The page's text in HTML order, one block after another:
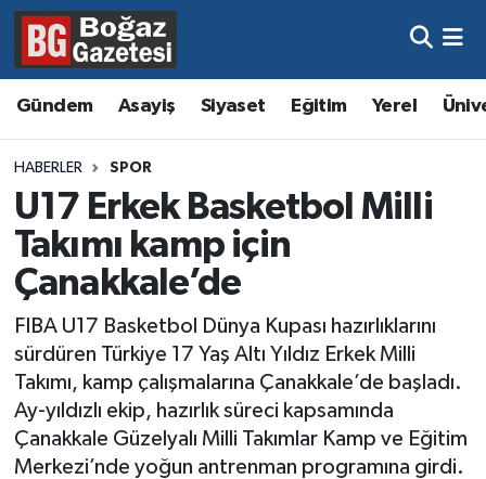
Gündem Asayiş Siyaset Eğitim Yerel
HABERLER SPOR
U17 Erkek Basketbol Milli
Takımı kamp için
Çanakkale’de
FIBA U17 Basketbol Dünya Kupası hazırlıklarını
sürdüren Türkiye 17 Yaş Altı Yıldız Erkek Milli
Takımı, kamp çalışmalarına Çanakkale’de başladı.
Ay-yıldızlı ekip, hazırlık süreci kapsamında
Çanakkale Güzelyalı Milli Takımlar Kamp ve Eğitim
Merkezi’nde yoğun antrenman programına girdi.
Asayiş
Eğitim
Ekonomi
Gündem
Magazin
Resmi İlanlar
Sağlık
Hava Durumu
Trafik Durumu
Süper Lig Puan Durumu ve Fikstür
Tüm Manşetler
Haber Arşivi